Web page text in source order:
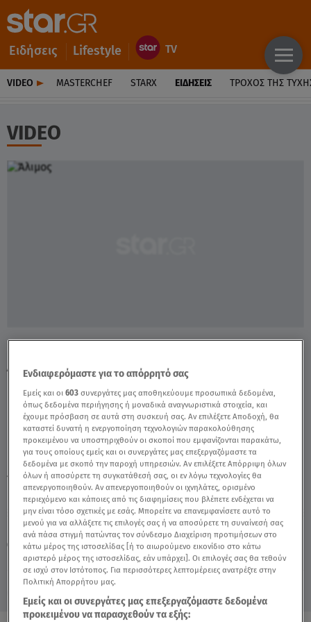
Ειδήσεις Lifestyle
VIDEO MASTERCHEF STARX ΕΙΔΉΣΕΙΣ ΤΡΟΧΌΣ ΤΗΣ
VIDEO
Παρασκευή 7 Αυγούστου 2026
24.04.24, 21:39
ΕΛΛΑΔΑ
Πηγή: Δελτίο Ειδήσεων STAR
Διάρρηξη Αυτοκινήτου - Video
TAGS: ΑΛΙΜΟΣ ΔΙΑΡΡΗΞΗ ΔΙΑΡΡΗΞΗ ΑΥΤΟΚΙΝΗΤΟΥ
Ενδιαφερόμαστε για το απόρρητό σας
Εμείς και οι603 συνεργάτες μας αποθηκεύουμε προσωπικά δεδομένα,
όπως δεδομένα περιήγησης ή μοναδικά αναγνωριστικά στοιχεία, και
έχουμε πρόσβαση σε αυτά στη συσκευή σας. Αν επιλέξετε Αποδοχή, θα
καταστεί δυνατή η ενεργοποίηση τεχνολογιών παρακολούθησης
προκειμένου να υποστηριχθούν οι σκοποί που εμφανίζονται παρακάτω,
για τους οποίους εμείς και οι συνεργάτες μας επεξεργαζόμαστε τα
δεδομένα με σκοπό την παροχή υπηρεσιών. Αν επιλέξετε Απόρριψη όλων
όλων ή αποσύρετε τη συγκατάθεσή σας, οι εν λόγω τεχνολογίες θα
απενεργοποιηθούν. Αν απενεργοποιηθούν οι ιχνηλάτες, ορισμένο
περιεχόμενο και κάποιες από τις διαφημίσεις που βλέπετε ενδέχεται να
μην είναι τόσο σχετικές με εσάς. Μπορείτε να επανεμφανίσετε αυτό το
μενού για να αλλάξετε τις επιλογές σας ή να αποσύρετε τη συναίνεσή σας
ανά πάσα στιγμή πατώντας τον σύνδεσμο Διαχείριση προτιμήσεων στο
κάτω μέρος της ιστοσελίδας [ή το αιωρούμενο εικονίδιο στο κάτω
αριστερό μέρος της ιστοσελίδας, εάν υπάρχει]. Οι επιλογές σας θα τεθούν
σε ισχύ στον Ιστότοπος. Για περισσότερες λεπτομέρειες ανατρέξτε στην
Πολιτική Απορρήτου μας.
Εμείς και οι συνεργάτες μας επεξεργαζόμαστε δεδομένα
προκειμένου να παρασχεθούν τα εξής: